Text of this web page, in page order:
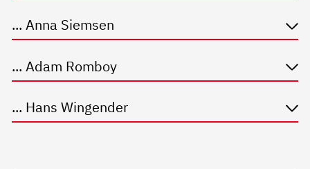
... Anna Siemsen
... Adam Romboy
... Hans Wingender